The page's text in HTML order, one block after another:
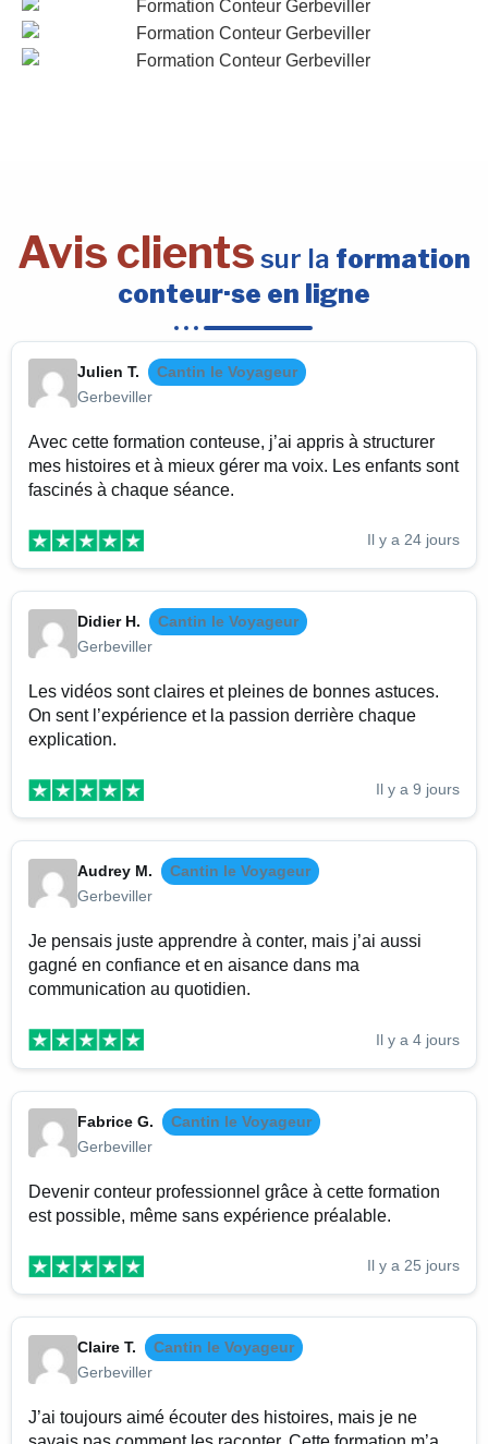
Avis clients sur la formation
conteur·se en ligne
Julien T.
Cantin le Voyageur
Gerbeviller
Avec cette formation conteuse, j’ai appris à structurer
mes histoires et à mieux gérer ma voix. Les enfants sont
fascinés à chaque séance.
Il y a 24 jours
Didier H.
Cantin le Voyageur
Gerbeviller
Les vidéos sont claires et pleines de bonnes astuces.
On sent l’expérience et la passion derrière chaque
explication.
Il y a 9 jours
Audrey M.
Cantin le Voyageur
Gerbeviller
Je pensais juste apprendre à conter, mais j’ai aussi
gagné en confiance et en aisance dans ma
communication au quotidien.
Il y a 4 jours
Fabrice G.
Cantin le Voyageur
Gerbeviller
Devenir conteur professionnel grâce à cette formation
est possible, même sans expérience préalable.
Il y a 25 jours
Claire T.
Cantin le Voyageur
Gerbeviller
J’ai toujours aimé écouter des histoires, mais je ne